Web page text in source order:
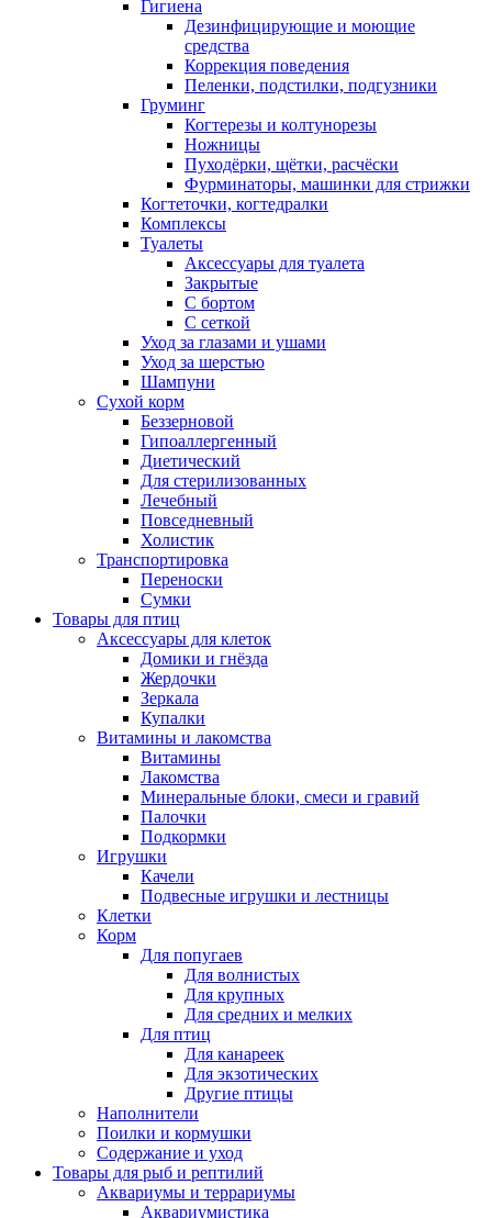
Гигиена
Дезинфицирующие и моющие
средства
Коррекция поведения
Пеленки, подстилки, подгузники
Груминг
Когтерезы и колтунорезы
Ножницы
Пуходёрки, щётки, расчёски
Фурминаторы, машинки для стрижки
Когтеточки, когтедралки
Комплексы
Туалеты
Аксессуары для туалета
Закрытые
С бортом
С сеткой
Уход за глазами и ушами
Уход за шерстью
Шампуни
Сухой корм
Беззерновой
Гипоаллергенный
Диетический
Для стерилизованных
Лечебный
Повседневный
Холистик
Транспортировка
Переноски
Сумки
Товары для птиц
Аксессуары для клеток
Домики и гнёзда
Жердочки
Зеркала
Купалки
Витамины и лакомства
Витамины
Лакомства
Минеральные блоки, смеси и гравий
Палочки
Подкормки
Игрушки
Качели
Подвесные игрушки и лестницы
Клетки
Корм
Для попугаев
Для волнистых
Для крупных
Для средних и мелких
Для птиц
Для канареек
Для экзотических
Другие птицы
Наполнители
Поилки и кормушки
Содержание и уход
Товары для рыб и рептилий
Аквариумы и террариумы
Аквариумистика